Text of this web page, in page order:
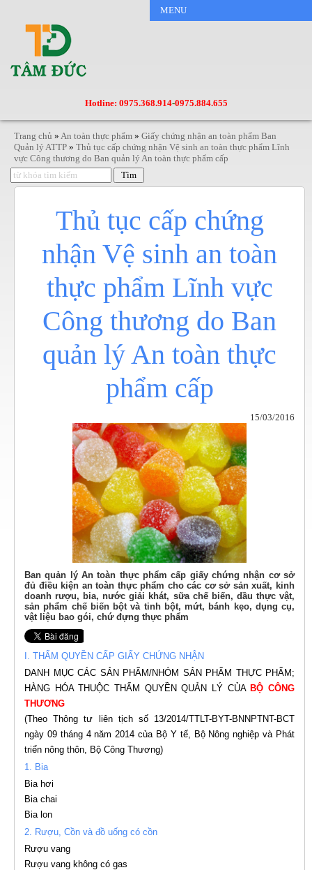
Hotline: 0975.368.914-0975.884.655
MENU
Trang chủ » An toàn thực phẩm » Giấy chứng nhận an toàn phẩm Ban
Quản lý ATTP » Thủ tục cấp chứng nhận Vệ sinh an toàn thực phẩm Lĩnh
vực Công thương do Ban quản lý An toàn thực phẩm cấp
Thủ tục cấp chứng
nhận Vệ sinh an toàn
thực phẩm Lĩnh vực
Công thương do Ban
quản lý An toàn thực
phẩm cấp
15/03/2016
Ban quản lý An toàn thực phẩm cấp giấy chứng nhận cơ sở
đủ điều kiện an toàn thực phẩm cho các cơ sở sản xuất, kinh
doanh rượu, bia, nước giải khát, sữa chế biến, dầu thực vật,
sản phẩm chế biến bột và tinh bột, mứt, bánh kẹo, dụng cụ,
vật liệu bao gói, chứ đựng thực phẩm
I. THẨM QUYỀN CẤP GIẤY CHỨNG NHẬN
DANH MỤC CÁC SẢN PHẨM/NHÓM SẢN PHẨM THỰC PHẨM;
HÀNG HÓA THUỘC THẨM QUYỀN QUẢN LÝ CỦA BỘ CÔNG
THƯƠNG
(TheoThông tư liên tịch số 13/2014/TTLT-BYT-BNNPTNT-BCT
ngày 09 tháng 4 năm 2014 của Bộ Y tế, Bộ Nông nghiệp và Phát
triển nông thôn, Bộ Công Thương)
1. Bia
Bia hơi
Bia chai
Bia lon
2. Rượu, Cồn và đồ uống có cồn
Rượu vang
Rượu vang không có gas